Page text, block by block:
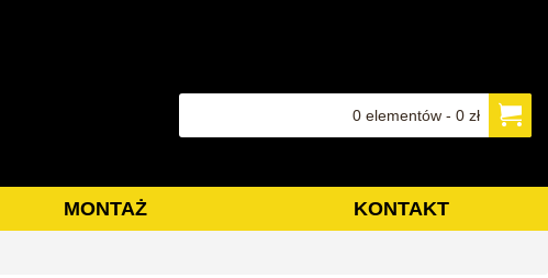
0 elementów - 0 zł
MONTAŻ KONTAKT